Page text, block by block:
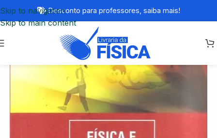
Skip to navigation
Skip to main content
Desconto para professores, saiba mais!